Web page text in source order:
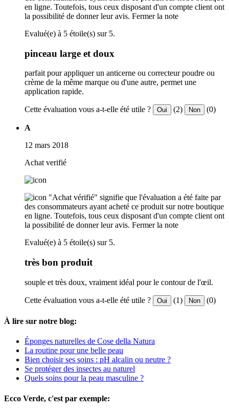
en ligne. Toutefois, tous ceux disposant d'un compte client ont
la possibilité de donner leur avis. Fermer la note
Evalué(e) à 5 étoile(s) sur 5.
pinceau large et doux
parfait pour appliquer un anticerne ou correcteur poudre ou
crème de la même marque ou d'une autre, permet une
application rapide.
Cette évaluation vous a-t-elle été utile ? Oui (2) Non (0)
A
12 mars 2018
Achat verifié
"Achat vérifié" signifie que l'évaluation a été faite par
des consommateurs ayant acheté ce produit sur notre boutique
en ligne. Toutefois, tous ceux disposant d'un compte client ont
la possibilité de donner leur avis. Fermer la note
Evalué(e) à 5 étoile(s) sur 5.
très bon produit
souple et très doux, vraiment idéal pour le contour de l'œil.
Cette évaluation vous a-t-elle été utile ? Oui (1) Non (0)
À lire sur notre blog:
Éponges naturelles de Cose della Natura
La routine pour une belle peau
Bien choisir ses soins : pH alcalin ou neutre ?
Se protéger des insectes au naturel
Quels soins pour la peau masculine ?
Ecco Verde, c'est par exemple: